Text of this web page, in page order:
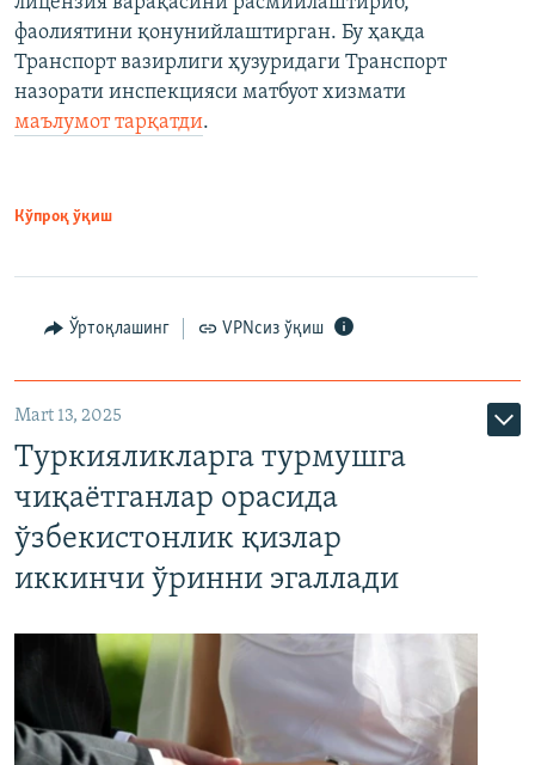
фаолиятини қонунийлаштирган. Бу ҳақда
Транспорт вазирлиги ҳузуридаги Транспорт
назорати инспекцияси матбуот хизмати
маълумот тарқатди.
Кўпроқ ўқиш
Ўртоқлашинг VPNсиз ўқиш
Mart 13, 2025
Туркияликларга турмушга
чиқаётганлар орасида
ўзбекистонлик қизлар
иккинчи ўринни эгаллади